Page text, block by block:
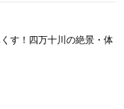
す！四万十川の絶景・体